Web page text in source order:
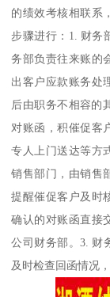
的绩效考核相联系
步骤进行：1. 财务
务部负责往来账的
出客户应款账务处
后由职务不相容的
对账函，积催促客
专人上门送达等方
销售部门，由销售
提醒催促客户及时
确认的对账函直接
公司财务部。3. 财
及时检查回函情况，